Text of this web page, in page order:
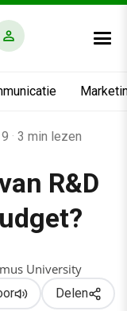
· 3 min lezen
R&D
University
Delen